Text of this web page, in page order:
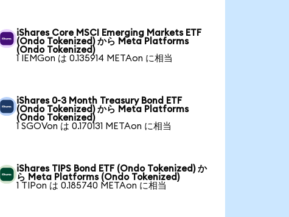
iShares Core MSCI Emerging Markets ETF
(Ondo Tokenized) から Meta Platforms
(Ondo Tokenized)
1 IEMGon は 0.135914 METAon に相当
iShares 0-3 Month Treasury Bond ETF
(Ondo Tokenized) から Meta Platforms
(Ondo Tokenized)
1 SGOVon は 0.170131 METAon に相当
iShares TIPS Bond ETF (Ondo Tokenized) か
ら Meta Platforms (Ondo Tokenized)
1 TIPon は 0.185740 METAon に相当